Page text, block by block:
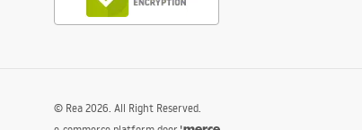
© Rea 2026. All Right Reserved.